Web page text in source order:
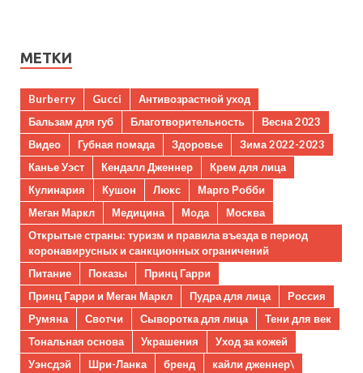
МЕТКИ
Burberry Gucci
Антивозрастной уход
Бальзам для губ
Благотворительность
Весна 2023
Видео
Губная помада Здоровье
Зима 2022-2023
Канье Уэст
Кендалл Дженнер
Крем для лица
Кулинария
Кушон Люкс
Марго Робби
Меган Маркл
Медицина Мода
Москва
Открытые страны: туризм и правила въезда в период
коронавирусных и санкционных ограничений
Питание
Показы
Принц Гарри
Принц Гарри и Меган Маркл
Пудра для лица
Россия
Румяна
Свотчи Сыворотка для лица
Тени для век
Тональная основа
Украшения
Уход за кожей
Уэнсдэй
Шри-Ланка бренд
кайли дженнер\